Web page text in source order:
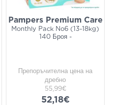
Pampers Premium Care
Monthly Pack No6 (13-18kg)
140 Броя -
Препоръчителна цена на
дребно
55,99€
52,18€